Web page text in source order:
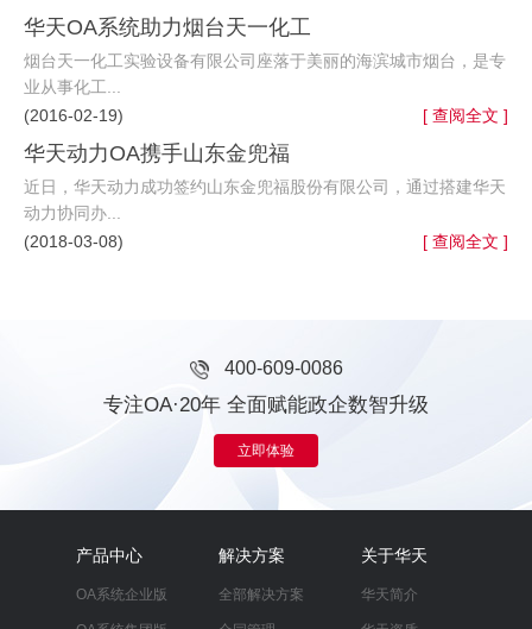
华天OA系统助力烟台天一化工
烟台天一化工实验设备有限公司座落于美丽的海滨城市烟台，是专
业从事化工...
(2016-02-19)
[ 查阅全文 ]
华天动力OA携手山东金兜福
近日，华天动力成功签约山东金兜福股份有限公司，通过搭建华天
动力协同办...
(2018-03-08)
[ 查阅全文 ]
400-609-0086
专注OA·20年 全面赋能政企数智升级
立即体验
产品中心
OA系统企业版
解决方案
全部解决方案
关于华天
华天简介